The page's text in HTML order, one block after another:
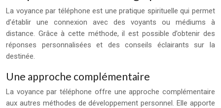
La voyance par téléphone est une pratique spirituelle qui permet
d’établir une connexion avec des voyants ou médiums à
distance. Grâce à cette méthode, il est possible d’obtenir des
réponses personnalisées et des conseils éclairants sur la
destinée.
Une approche complémentaire
La voyance par téléphone offre une approche complémentaire
aux autres méthodes de développement personnel. Elle apporte